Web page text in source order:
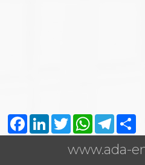
FacebookLinkedInTwitter WhatsAppTelegram
www.ada-